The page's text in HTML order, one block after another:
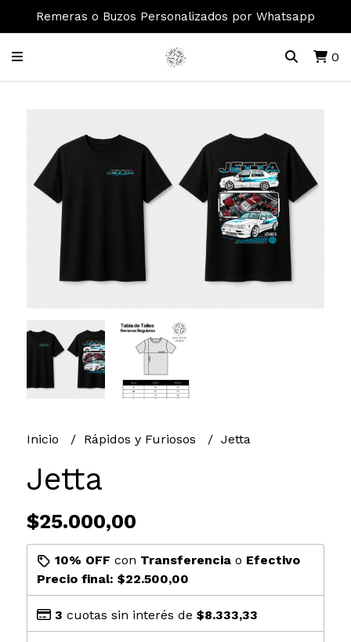
Remeras o Buzos Personalizados por Whatsapp
0
Inicio Rápidos y Furiosos Jetta
Jetta
$25.000,00
10% OFF con Transferenciao Efectivo
Precio final: $22.500,00
3 cuotas sin interés de $8.333,33